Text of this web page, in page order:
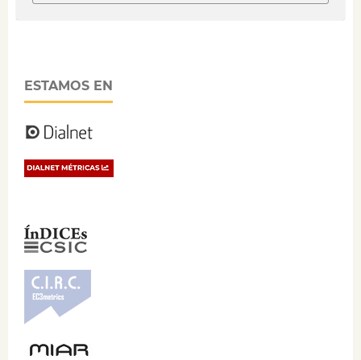
ESTAMOS EN